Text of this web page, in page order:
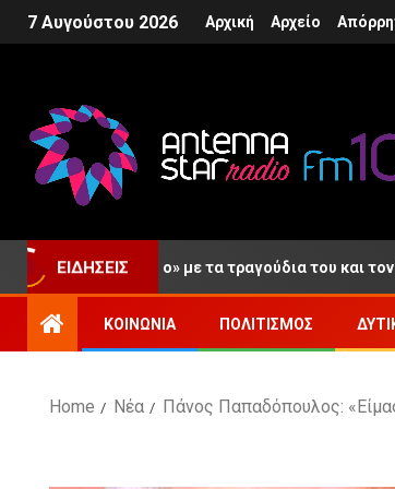
7 Αυγούστου 2026 Αρχική Αρχείο
ΕΙΔΉΣΕΙΣ
«αντίο» με τα τραγούδια του και τον ήχο
ΚΟΙΝΩΝΊΑ ΠΟΛΙΤΙΣΜΌΣ
Home Νέα Πάνος Παπαδόπουλος: